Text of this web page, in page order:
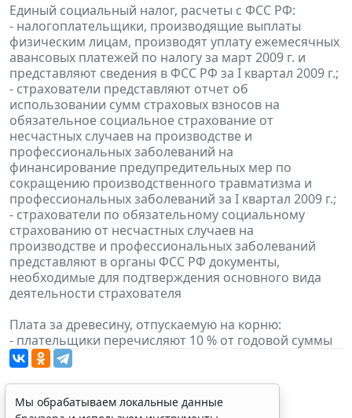
Единый социальный налог, расчеты с ФСС РФ:
- налогоплательщики, производящие выплаты
физическим лицам, производят уплату ежемесячных
авансовых платежей по налогу за март 2009 г. и
представляют сведения в ФСС РФ за I квартал 2009 г.;
- страхователи представляют отчет об
использовании сумм страховых взносов на
обязательное социальное страхование от
несчастных случаев на производстве и
профессиональных заболеваний на
финансирование предупредительных мер по
сокращению производственного травматизма и
профессиональных заболеваний за I квартал 2009 г.;
- страхователи по обязательному социальному
страхованию от несчастных случаев на
производстве и профессиональных заболеваний
представляют в органы ФСС РФ документы,
необходимые для подтверждения основного вида
деятельности страхователя
Плата за древесину, отпускаемую на корню:
- плательщики перечисляют 10 % от годовой суммы
Мы обрабатываем локальные данные